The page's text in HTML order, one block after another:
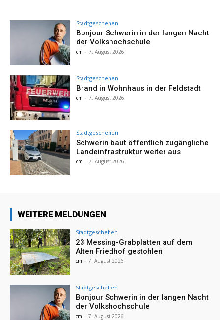
Stadtgeschehen
Bonjour Schwerin in der langen Nacht
der Volkshochschule
cm - 7. August 2026
Stadtgeschehen
Brand in Wohnhaus in der Feldstadt
cm - 7. August 2026
Stadtgeschehen
Schwerin baut öffentlich zugängliche
Landeinfrastruktur weiter aus
cm - 7. August 2026
WEITERE MELDUNGEN
Stadtgeschehen
23 Messing-Grabplatten auf dem
Alten Friedhof gestohlen
cm - 7. August 2026
Stadtgeschehen
Bonjour Schwerin in der langen Nacht
der Volkshochschule
cm - 7. August 2026